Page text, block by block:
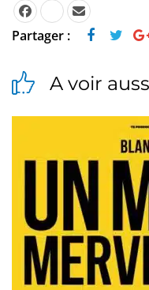
Partager :
A voir